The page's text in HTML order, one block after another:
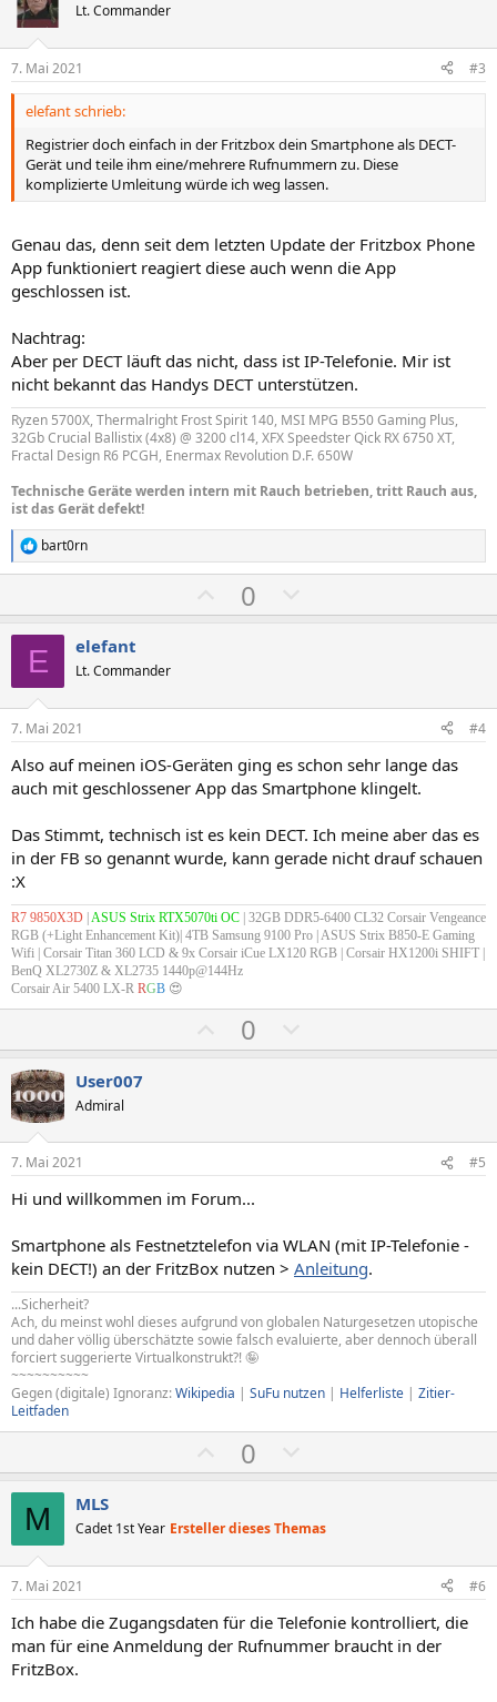
t
v
S
t
i
m
e
t
v
S
t
i
m
e
Lt. Commander
7. Mai 2021 #3
elefant schrieb:
Registrier doch einfach in der Fritzbox dein Smartphone als DECT-
Gerät und teile ihm eine/mehrere Rufnummern zu. Diese
komplizierte Umleitung würde ich weg lassen.
Genau das, denn seit dem letzten Update der Fritzbox Phone
App funktioniert reagiert diese auch wenn die App
geschlossen ist.
Nachtrag:
Aber per DECT läuft das nicht, dass ist IP-Telefonie. Mir ist
nicht bekannt das Handys DECT unterstützen.
Ryzen 5700X, Thermalright Frost Spirit 140, MSI MPG B550 Gaming Plus,
32Gb Crucial Ballistix (4x8) @ 3200 cl14, XFX Speedster Qick RX 6750 XT,
Fractal Design R6 PCGH, Enermax Revolution D.F. 650W
Technische Geräte werden intern mit Rauch betrieben, tritt Rauch aus,
ist das Gerät defekt!
R
e
n
:
bart0rn
o
t
v
e
S
t
i
m
e
0
e
t
v
e
S
t
i
m
e
E elefant
Lt. Commander
7. Mai 2021 #4
Also auf meinen iOS-Geräten ging es schon sehr lange das
auch mit geschlossener App das Smartphone klingelt.
Das Stimmt, technisch ist es kein DECT. Ich meine aber das es
in der FB so genannt wurde, kann gerade nicht drauf schauen
:X
R7 9850X3D | ASUS Strix RTX5070ti OC | 32GB DDR5-6400 CL32 Corsair Vengeance
RGB (+Light Enhancement Kit)| 4TB Samsung 9100 Pro | ASUS Strix B850-E Gaming
Wifi | Corsair Titan 360 LCD & 9x Corsair iCue LX120 RGB | Corsair HX1200i SHIFT |
BenQ XL2730Z & XL2735 1440p@144Hz
Corsair Air 5400 LX-R RGB 😍
o
t
v
e
S
t
i
m
m
e
0
e
t
v
S
t
i
m
m
User007
Admiral
7. Mai 2021 #5
Hi und willkommen im Forum...
Smartphone als Festnetztelefon via WLAN (mit IP-Telefonie -
kein DECT!) an der FritzBox nutzen > Anleitung.
...Sicherheit?
Ach, du meinst wohl dieses aufgrund von globalen Naturgesetzen utopische
und daher völlig überschätzte sowie falsch evaluierte, aber dennoch überall
forciert suggerierte Virtualkonstrukt?! 🤪
~~~~~~~~~~
Gegen (digitale) Ignoranz:Wikipedia | SuFu nutzen | Helferliste | Zitier-
Leitfaden
o
i
t
v
e
S
0
e
a
t
v
e
S
M MLS
Cadet 1st Year Ersteller dieses Themas
7. Mai 2021 #6
Ich habe die Zugangsdaten für die Telefonie kontrolliert, die
man für eine Anmeldung der Rufnummer braucht in der
FritzBox.